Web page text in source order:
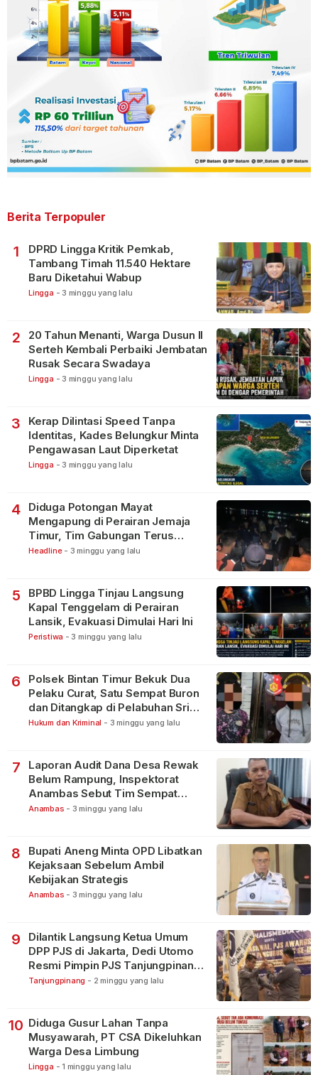
Berita Terpopuler
1
DPRD Lingga Kritik Pemkab,
Tambang Timah 11.540 Hektare
Baru Diketahui Wabup
Lingga - 3 minggu yang lalu
2
20 Tahun Menanti, Warga Dusun II
Serteh Kembali Perbaiki Jembatan
Rusak Secara Swadaya
Lingga - 3 minggu yang lalu
3
Kerap Dilintasi Speed Tanpa
Identitas, Kades Belungkur Minta
Pengawasan Laut Diperketat
Lingga - 3 minggu yang lalu
4
Diduga Potongan Mayat
Mengapung di Perairan Jemaja
Timur, Tim Gabungan Terus
Lakukan Pencarian
Headline - 3 minggu yang lalu
5
BPBD Lingga Tinjau Langsung
Kapal Tenggelam di Perairan
Lansik, Evakuasi Dimulai Hari Ini
Peristiwa - 3 minggu yang lalu
6
Polsek Bintan Timur Bekuk Dua
Pelaku Curat, Satu Sempat Buron
dan Ditangkap di Pelabuhan Sri
Bintan Pura
Hukum dan Kriminal - 3 minggu yang lalu
7
Laporan Audit Dana Desa Rewak
Belum Rampung, Inspektorat
Anambas Sebut Tim Sempat
Terbagi Tangani Kasus Lain
Anambas - 3 minggu yang lalu
8
Bupati Aneng Minta OPD Libatkan
Kejaksaan Sebelum Ambil
Kebijakan Strategis
Anambas - 3 minggu yang lalu
9
Dilantik Langsung Ketua Umum
DPP PJS di Jakarta, Dedi Utomo
Resmi Pimpin PJS Tanjungpinang-
Bintan
Tanjungpinang - 2 minggu yang lalu
10 Diduga Gusur Lahan Tanpa
Musyawarah, PT CSA Dikeluhkan
Warga Desa Limbung
Lingga - 1 minggu yang lalu